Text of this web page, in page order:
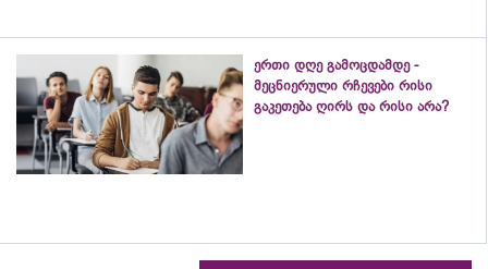
ერთი დღე გამოცდამდე -
მეცნიერული რჩევები რისი
გაკეთება ღირს და რისი არა?